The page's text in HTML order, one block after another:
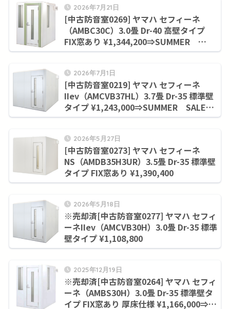
2026年7月21日
[中古防音室0269] ヤマハ セフィーネ
（AMBC30C）3.0畳 Dr-40 高壁タイプ
FIX窓あり ¥1,344,200⇒SUMMER
SALE！９月末まで¥1,155,000
2026年7月1日
[中古防音室0219] ヤマハ セフィーネ
IIev（AMCVB37HL）3.7畳 Dr-35 標準壁
タイプ ¥1,243,000⇒SUMMER SALE！
９月末まで¥1,130,800
2026年5月27日
[中古防音室0273] ヤマハ セフィーネ
NS（AMDB35H3UR）3.5畳 Dr-35 標準壁
タイプ FIX窓あり ¥1,390,400
2026年5月18日
※売却済[中古防音室0277] ヤマハ セフィ
ーネIIev（AMCVB30H）3.0畳 Dr-35 標準
壁タイプ ¥1,108,800
2025年12月19日
※売却済[中古防音室0264] ヤマハ セフィ
ーネ（AMBS30H）3.0畳 Dr-35 標準壁タ
イプ FIX窓あり 厚床仕様 ¥1,166,000⇒今